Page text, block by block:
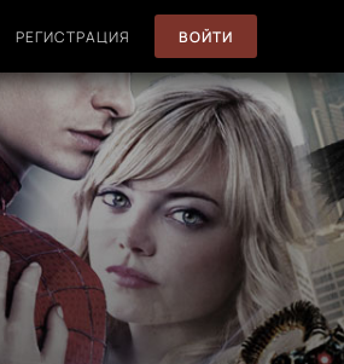
РЕГИСТРАЦИЯ ВОЙТИ